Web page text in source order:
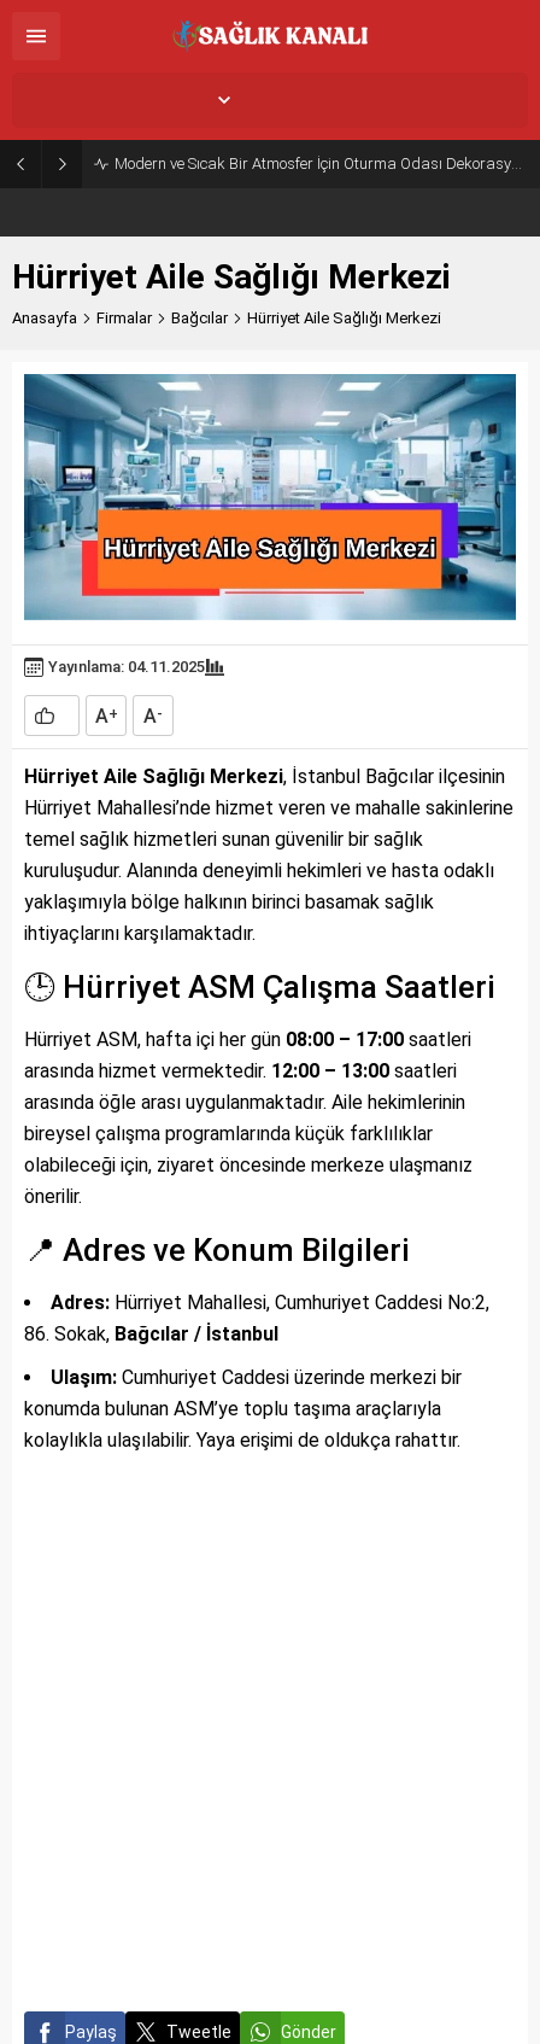
Modern ve Sıcak Bir Atmosfer İçin Oturma Odası Dekorasyon Önerileri
Hürriyet Aile Sağlığı Merkezi
Anasayfa Firmalar Bağcılar Hürriyet Aile Sağlığı Merkezi
Yayınlama: 04.11.2025
A+ A-
Hürriyet Aile Sağlığı Merkezi, İstanbul Bağcılar ilçesinin
Hürriyet Mahallesi’nde hizmet veren ve mahalle sakinlerine
temel sağlık hizmetleri sunan güvenilir bir sağlık
kuruluşudur. Alanında deneyimli hekimleri ve hasta odaklı
yaklaşımıyla bölge halkının birinci basamak sağlık
ihtiyaçlarını karşılamaktadır.
🕒 Hürriyet ASM Çalışma Saatleri
Hürriyet ASM, hafta içi her gün 08:00 – 17:00 saatleri
arasında hizmet vermektedir. 12:00 – 13:00 saatleri
arasında öğle arası uygulanmaktadır. Aile hekimlerinin
bireysel çalışma programlarında küçük farklılıklar
olabileceği için, ziyaret öncesinde merkeze ulaşmanız
önerilir.
📍 Adres ve Konum Bilgileri
Adres: Hürriyet Mahallesi, Cumhuriyet Caddesi No:2,
86. Sokak, Bağcılar / İstanbul
Ulaşım: Cumhuriyet Caddesi üzerinde merkezi bir
konumda bulunan ASM’ye toplu taşıma araçlarıyla
kolaylıkla ulaşılabilir. Yaya erişimi de oldukça rahattır.
Paylaş Tweetle Gönder